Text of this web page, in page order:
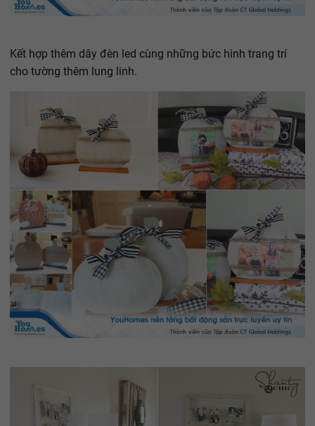
Kết hợp thêm dây đèn led cùng những bức hình trang trí
cho tường thêm lung linh.